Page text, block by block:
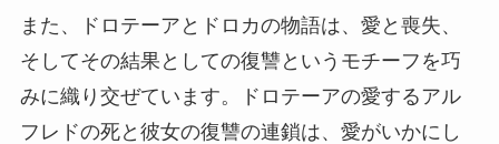
また、ドロテーアとドロカの物語は、愛と喪失、
そしてその結果としての復讐というモチーフを巧
みに織り交ぜています。ドロテーアの愛するアル
フレドの死と彼女の復讐の連鎖は、愛がいかにし